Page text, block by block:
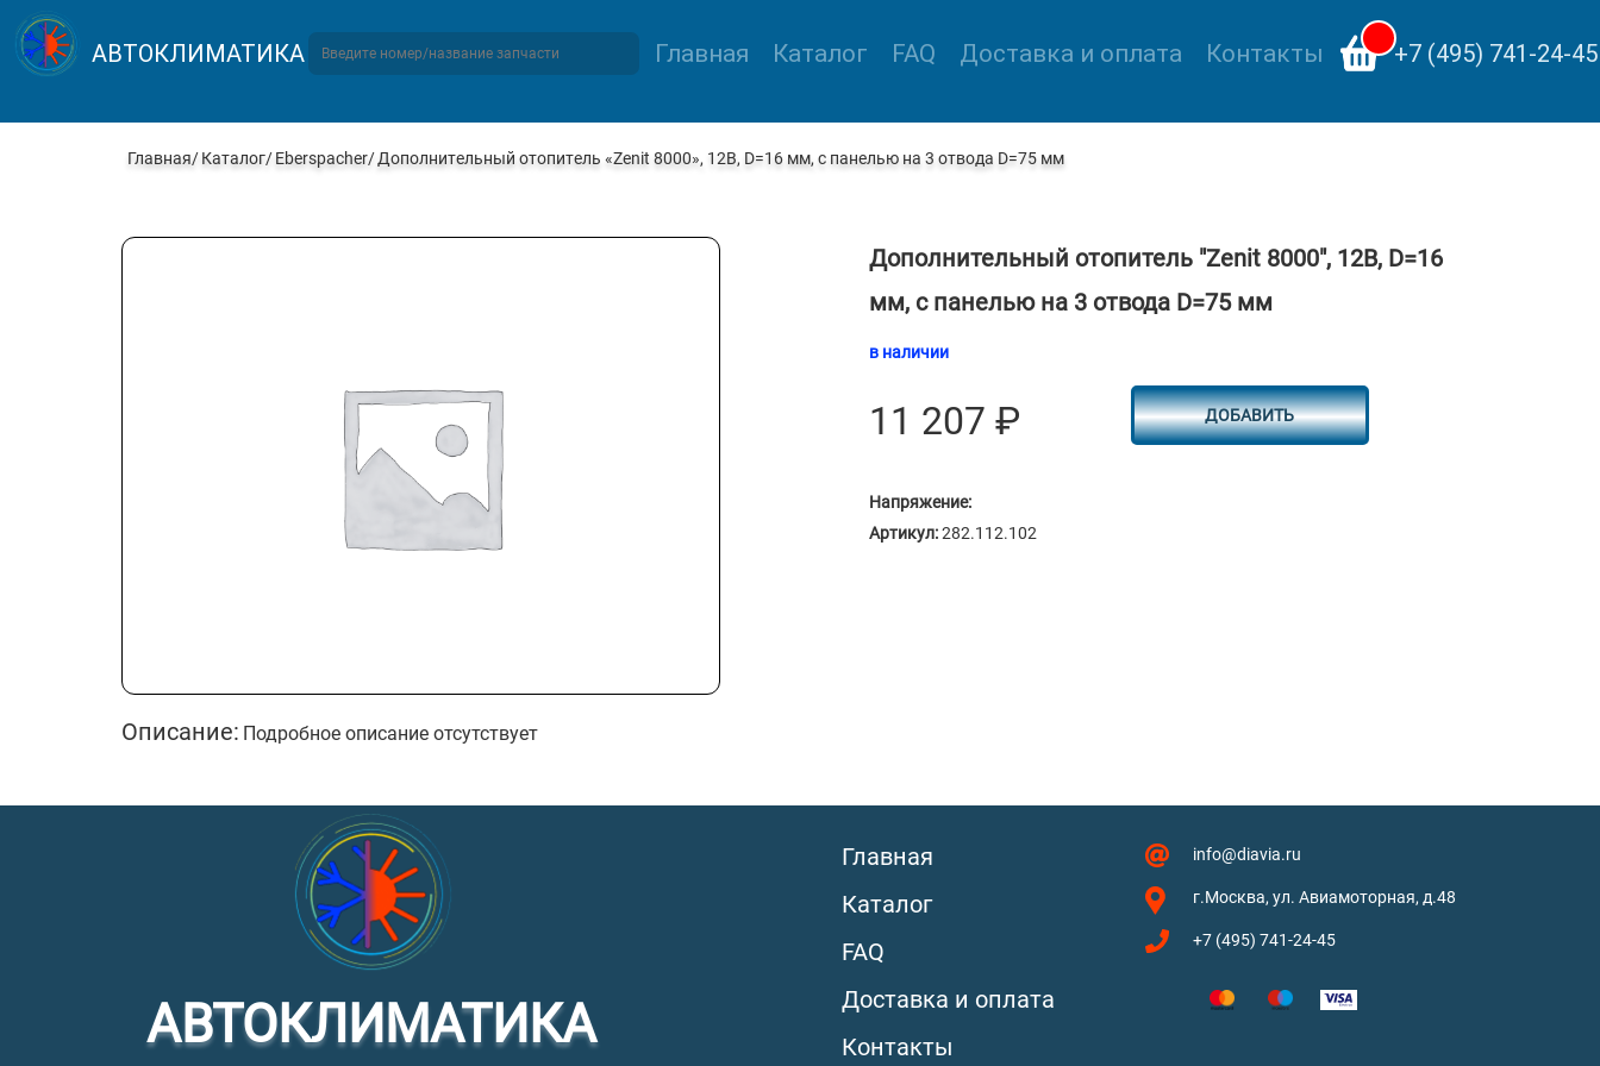
АВТОКЛИМАТИКА Главная Каталог FAQ Доставка и оплата Контакты +7 (495) 741-24-45
Главная Каталог Eberspacher Дополнительный отопитель «Zenit 8000», 12В, D=16 мм, с панелью на 3 отвода D=75 мм
Дополнительный отопитель "Zenit 8000", 12В, D=16
мм, с панелью на 3 отвода D=75 мм
в наличии
11 207 ₽ ДОБАВИТЬ
Напряжение:
Артикул:282.112.102
Описание: Подробное описание отсутствует
АВТОКЛИМАТИКА
Главная
Каталог
FAQ
Доставка и оплата
Контакты
info@diavia.ru
г.Москва, ул. Авиамоторная, д.48
+7 (495) 741-24-45